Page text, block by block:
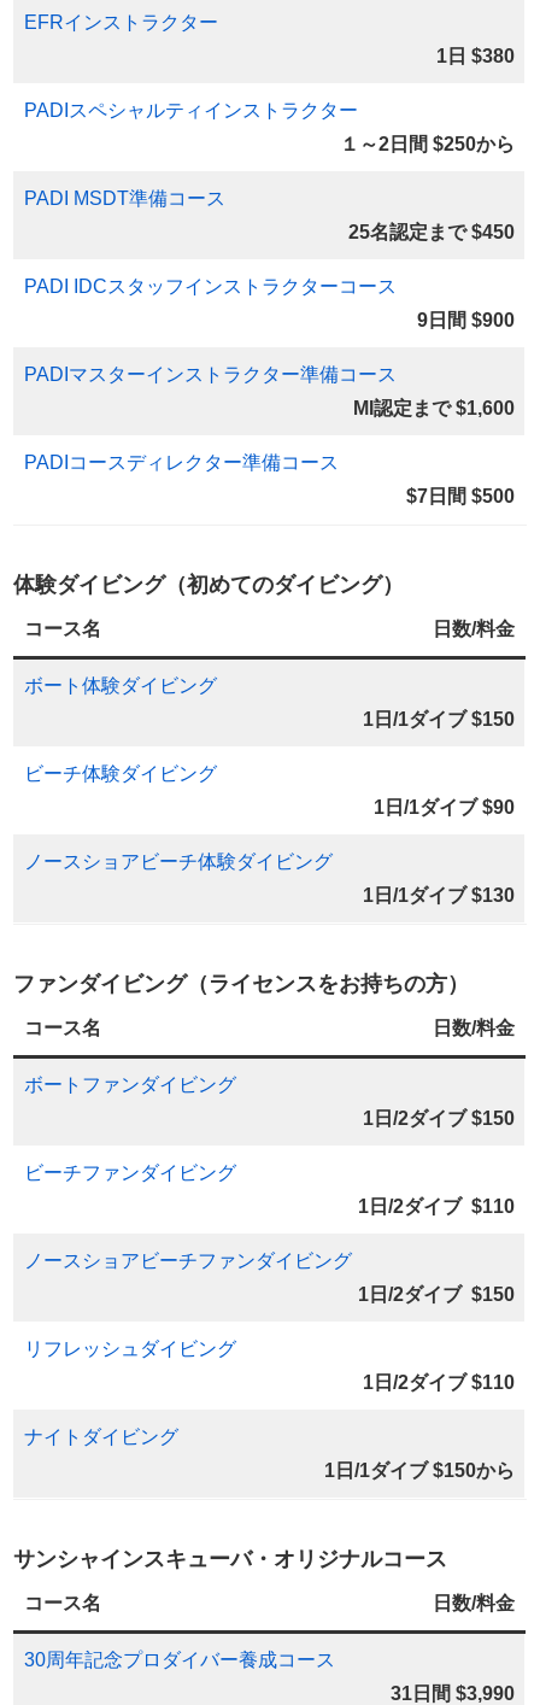
EFRインストラクター
1日 $380
PADIスペシャルティインストラクター
１～2日間 $250から
PADI MSDT準備コース
25名認定まで $450
PADI IDCスタッフインストラクターコース
9日間 $900
PADIマスターインストラクター準備コース
MI認定まで $1,600
PADIコースディレクター準備コース
$7日間 $500
体験ダイビング（初めてのダイビング）
コース名 日数/料金
ボート体験ダイビング
1日/1ダイブ $150
ビーチ体験ダイビング
1日/1ダイブ $90
ノースショアビーチ体験ダイビング
1日/1ダイブ $130
ファンダイビング（ライセンスをお持ちの方）
コース名 日数/料金
ボートファンダイビング
1日/2ダイブ $150
ビーチファンダイビング
1日/2ダイブ $110
ノースショアビーチファンダイビング
1日/2ダイブ $150
リフレッシュダイビング
1日/2ダイブ $110
ナイトダイビング
1日/1ダイブ $150から
サンシャインスキューバ・オリジナルコース
コース名 日数/料金
30周年記念プロダイバー養成コース
31日間 $3,990